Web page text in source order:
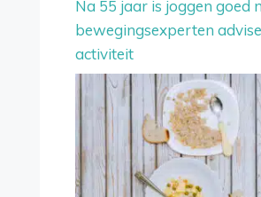
Na 55 jaar is joggen goed
bewegingsexperten
activiteit